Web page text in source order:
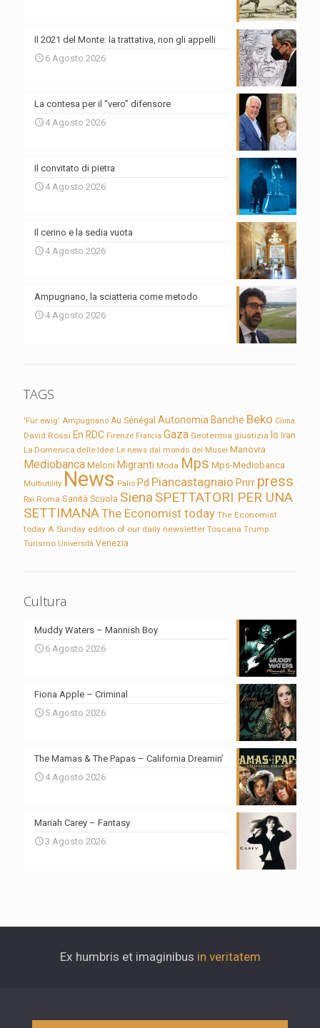
Il 2021 del Monte: la trattativa, non gli appelli
6 Agosto 2026
La contesa per il “vero” difensore
4 Agosto 2026
Il convitato di pietra
4 Agosto 2026
Il cerino e la sedia vuota
4 Agosto 2026
Ampugnano, la sciatteria come metodo
4 Agosto 2026
TAGS
'Für ewig' Ampugnano Au Sénégal Autonomia Banche Beko Clima
David Rossi En RDC Firenze Francia Gaza Geotermia giustizia Io Iran
La Domenica delle Idee Le news dal mondo dei Musei Manovra
Mediobanca Meloni Migranti Moda Mps Mps-Mediobanca
Multiutility News Palio Pd Piancastagnaio Pnrr press
Rai Roma Sanità Scuola Siena SPETTATORI PER UNA
SETTIMANAThe Economist today The Economist
today A Sunday edition of our daily newsletter Toscana Trump
Turismo Università Venezia
Cultura
Muddy Waters – Mannish Boy
6 Agosto 2026
Fiona Apple – Criminal
5 Agosto 2026
The Mamas & The Papas – California Dreamin’
4 Agosto 2026
Mariah Carey – Fantasy
3 Agosto 2026
Ex humbris et imaginibus in veritatem